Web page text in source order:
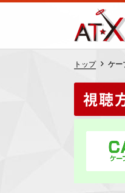
トップ ケー
視聴